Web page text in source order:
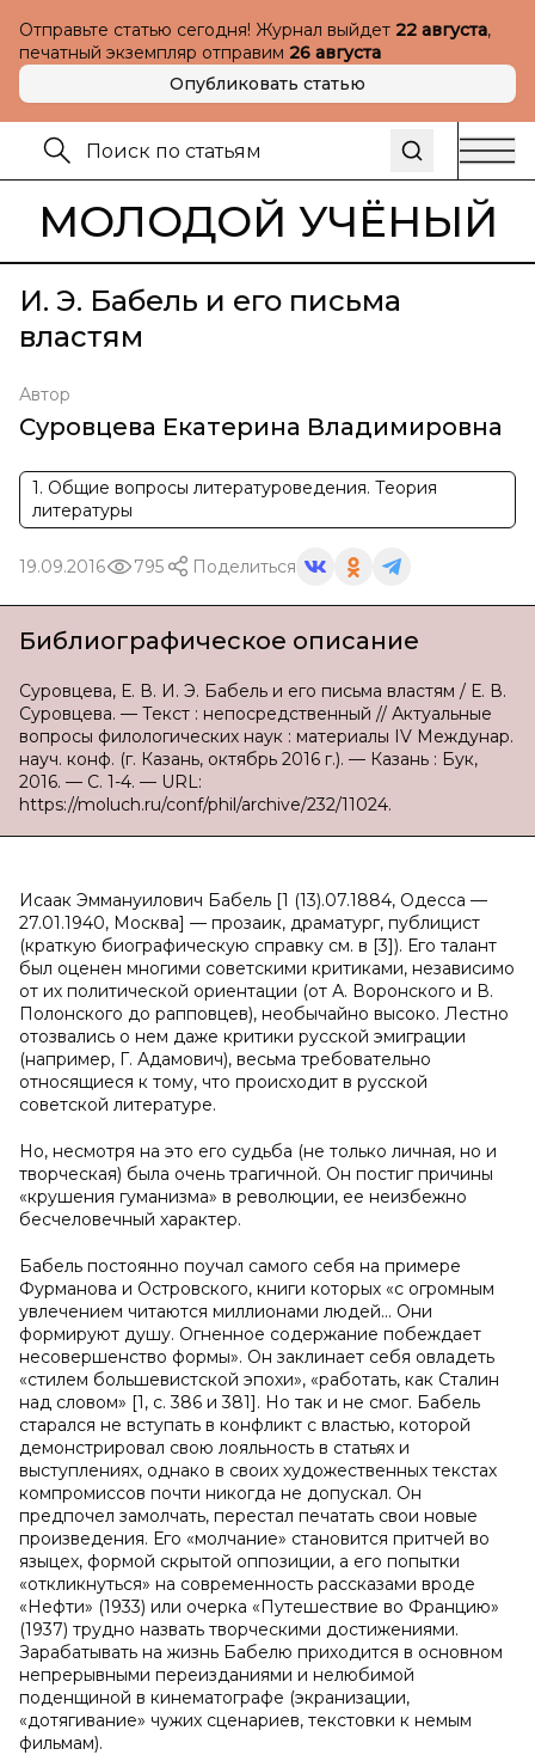
Отправьте статью сегодня! Журнал выйдет 22 августа,
печатный экземпляр отправим 26 августа
Опубликовать статью
МОЛОДОЙ УЧЁНЫЙ
И. Э. Бабель и его письма
властям
Автор
Суровцева Екатерина Владимировна
1. Общие вопросы литературоведения. Теория
литературы
19.09.2016 795 Поделиться
Библиографическое описание
Суровцева, Е. В. И. Э. Бабель и его письма властям / Е. В.
Суровцева. — Текст : непосредственный // Актуальные
вопросы филологических наук : материалы IV Междунар.
науч. конф. (г. Казань, октябрь 2016 г.). — Казань : Бук,
2016. — С. 1-4. — URL:
https://moluch.ru/conf/phil/archive/232/11024.
Исаак Эммануилович Бабель [1 (13).07.1884, Одесса —
27.01.1940, Москва] — прозаик, драматург, публицист
(краткую биографическую справку см. в [3]). Его талант
был оценен многими советскими критиками, независимо
от их политической ориентации (от А. Воронского и В.
Полонского до рапповцев), необычайно высоко. Лестно
отозвались о нем даже критики русской эмиграции
(например, Г. Адамович), весьма требовательно
относящиеся к тому, что происходит в русской
советской литературе.
Но, несмотря на это его судьба (не только личная, но и
творческая) была очень трагичной. Он постиг причины
«крушения гуманизма» в революции, ее неизбежно
бесчеловечный характер.
Бабель постоянно поучал самого себя на примере
Фурманова и Островского, книги которых «с огромным
увлечением читаются миллионами людей… Они
формируют душу. Огненное содержание побеждает
несовершенство формы». Он заклинает себя овладеть
«стилем большевистской эпохи», «работать, как Сталин
над словом» [1, с. 386 и 381]. Но так и не смог. Бабель
старался не вступать в конфликт с властью, которой
демонстрировал свою лояльность в статьях и
выступлениях, однако в своих художественных текстах
компромиссов почти никогда не допускал. Он
предпочел замолчать, перестал печатать свои новые
произведения. Его «молчание» становится притчей во
языцех, формой скрытой оппозиции, а его попытки
«откликнуться» на современность рассказами вроде
«Нефти» (1933) или очерка «Путешествие во Францию»
(1937) трудно назвать творческими достижениями.
Зарабатывать на жизнь Бабелю приходится в основном
непрерывными переизданиями и нелюбимой
поденщиной в кинематографе (экранизации,
«дотягивание» чужих сценариев, текстовки к немым
фильмам).